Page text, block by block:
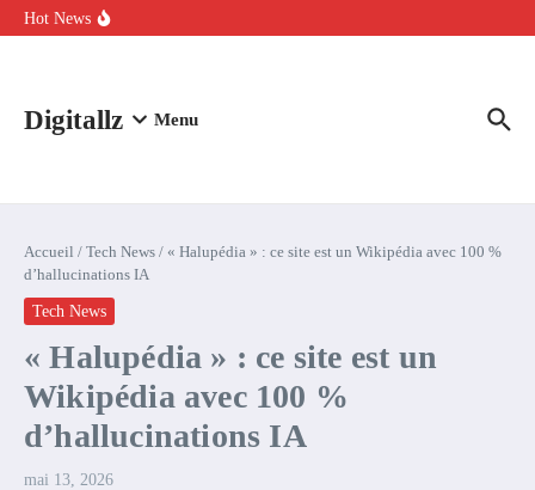
Aller au contenu
Hot News
Comment l’IA simplifie la data de caisse pour la transformer en
Digitallz Menu
Accueil / Tech News / « Halupédia » : ce site est un Wikipédia avec 100 %
d’hallucinations IA
Tech News
« Halupédia » : ce site est un
Wikipédia avec 100 %
d’hallucinations IA
mai 13, 2026